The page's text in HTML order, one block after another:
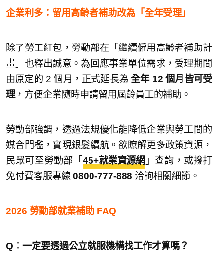
企業利多：留用高齡者補助改為「全年受理」
除了勞工紅包，勞動部在「繼續僱用高齡者補助計
畫」也釋出誠意。為回應事業單位需求，受理期間
由原定的 2 個月，正式延長為全年 12 個月皆可受
理，方便企業隨時申請留用屆齡員工的補助。
勞動部強調，透過法規優化能降低企業與勞工間的
媒合門檻，實現銀髮續航。欲瞭解更多政策資源，
民眾可至勞動部「 45+就業資源網 」查詢，或撥打
免付費客服專線 0800-777-888 洽詢相關細節。
2026 勞動部就業補助 FAQ
Q：一定要透過公立就服機構找工作才算嗎？